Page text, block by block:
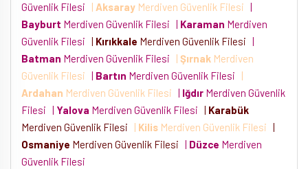
Güvenlik Filesi
| Aksaray Merdiven Güvenlik Filesi |
Bayburt Merdiven Güvenlik Filesi | Karaman Merdiven
Güvenlik Filesi | Kırıkkale Merdiven Güvenlik Filesi |
Batman Merdiven Güvenlik Filesi | Şırnak Merdiven
Güvenlik Filesi | Bartın Merdiven Güvenlik Filesi
|
Ardahan Merdiven Güvenlik Filesi | Iğdır Merdiven Güvenlik
Filesi | Yalova Merdiven Güvenlik Filesi | Karabük
Merdiven Güvenlik Filesi
| Kilis Merdiven Güvenlik Filesi |
Osmaniye Merdiven Güvenlik Filesi | Düzce Merdiven
Güvenlik Filesi